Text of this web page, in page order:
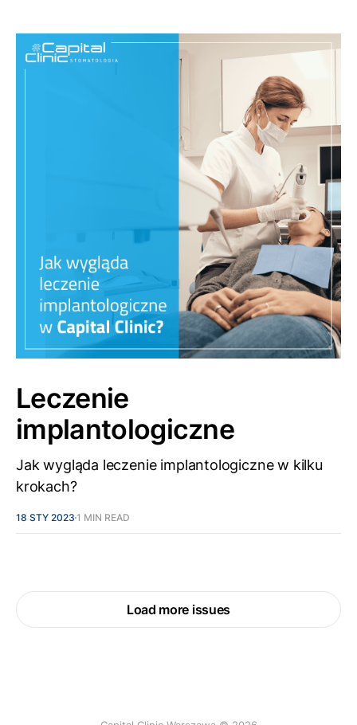
Leczenie
implantologiczne
Jak wygląda leczenie implantologiczne w kilku
krokach?
18 STY 2023 1 MIN READ
Load more issues